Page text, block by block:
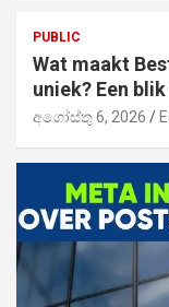
PUBLIC
Wat maakt
uniek? Een
අගෝස්තු 6, 2026